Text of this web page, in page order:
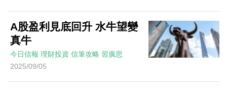
A股盈利見底回升 水牛望變
真牛
今日信報 理財投資 信筆攻略 習廣思
2025/09/05